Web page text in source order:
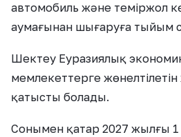
автомобиль және теміржол
аумағынан шығаруға тыйым
Шектеу Еуразиялық
мемлекеттерге жөнелтілетін
қатысты болады.
Сонымен қатар 2027 жылғы 1